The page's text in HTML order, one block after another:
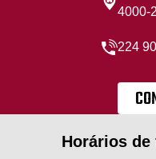
4000-
224
Horários